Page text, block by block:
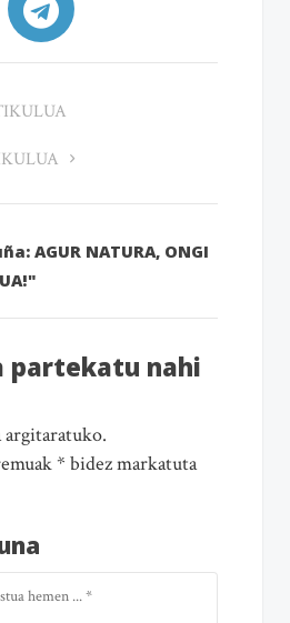
AGUR NATURA, ONGI
partekatu nahi
argitaratuko.
* bidez markatuta